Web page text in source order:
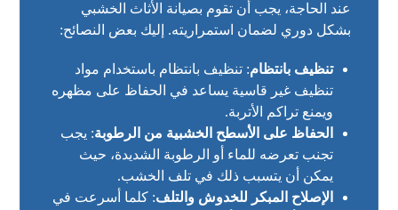
عند الحاجة، يجب أن تقوم بصيانة الأثاث الخشبي
بشكل دوري لضمان استمراريته. إليك بعض النصائح:
تنظيف بانتظام: تنظيف بانتظام باستخدام مواد
تنظيف غير قاسية يساعد في الحفاظ على مظهره
ويمنع تراكم الأتربة.
الحفاظ على الأسطح الخشبية من الرطوبة: يجب
تجنب تعرضه للماء أو الرطوبة الشديدة، حيث
يمكن أن يتسبب ذلك في تلف الخشب.
الإصلاح المبكر للخدوش والتلف: كلما أسرعت في